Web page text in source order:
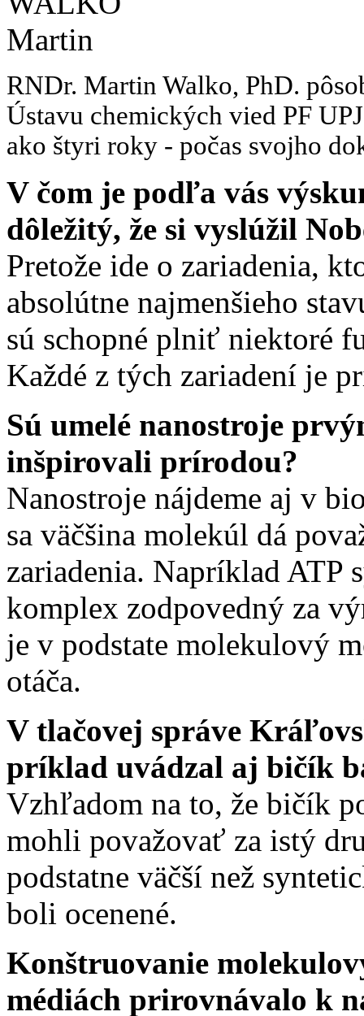
RNDr. Martin Walko, PhD.
Ústavu chemických vied PF
ako štyri roky - počas svojho
V čom je podľa vás
dôležitý, že si vyslúžil
Pretože ide o zariadenia,
absolútne najmenšieho
sú schopné plniť niektoré
Každé z tých zariadení je
Sú umelé nanostroje
inšpirovali prírodou?
Nanostroje nájdeme aj v
sa väčšina molekúl dá
zariadenia. Napríklad ATP
komplex zodpovedný za
je v podstate molekulový
otáča.
V tlačovej správe
príklad uvádzal aj bičík
Vzhľadom na to, že bičík
mohli považovať za istý
podstatne väčší než
boli ocenené.
Konštruovanie
médiách prirovnávalo k